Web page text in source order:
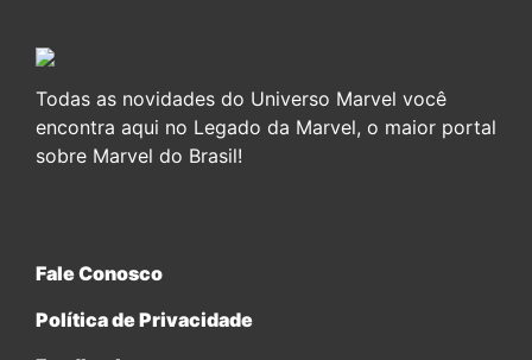
Todas as novidades do Universo Marvel você
encontra aqui no Legado da Marvel, o maior portal
sobre Marvel do Brasil!
Fale Conosco
Política de Privacidade